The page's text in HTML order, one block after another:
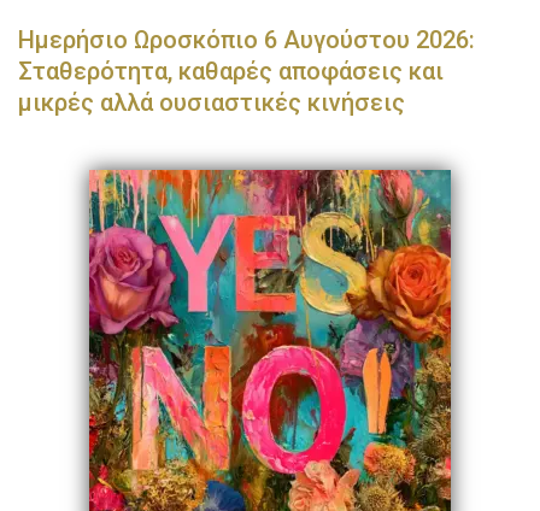
Ημερήσιο Ωροσκόπιο 6 Αυγούστου 2026:
Σταθερότητα, καθαρές αποφάσεις και
μικρές αλλά ουσιαστικές κινήσεις